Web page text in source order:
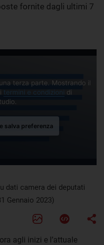
fornite dagli ultimi 7
terza parte. Mostrando il
termini e condizioni di
salva preferenza
dati camera dei deputati
Gennaio 2023)
agli inizi e l’attuale